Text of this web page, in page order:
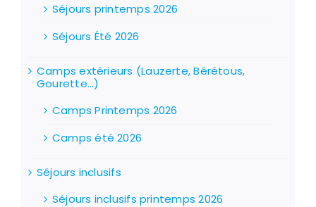
Séjours printemps 2026
Séjours Été 2026
Camps extérieurs (Lauzerte, Bérétous,
Gourette...)
Camps Printemps 2026
Camps été 2026
Séjours inclusifs
Séjours inclusifs printemps 2026